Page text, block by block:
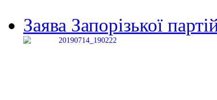
Заява Запорізької